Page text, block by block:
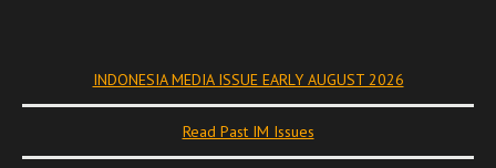
INDONESIA MEDIA ISSUE EARLY AUGUST 2026
Read Past IM Issues